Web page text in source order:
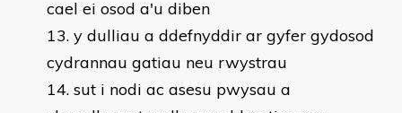
cael ei osod a'u diben
y dulliau a ddefnyddir ar gyfer gydosod
cydrannau gatiau neu rwystrau
sut i nodi ac asesu pwysau a